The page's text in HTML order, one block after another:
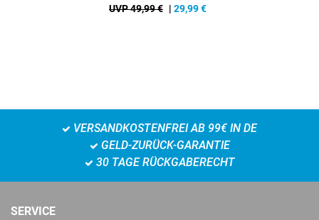
UVP 49,99 € | 29,99€
VERSANDKOSTENFREI AB 99€ IN DE
GELD-ZURÜCK-GARANTIE
30 TAGE RÜCKGABERECHT
SERVICE